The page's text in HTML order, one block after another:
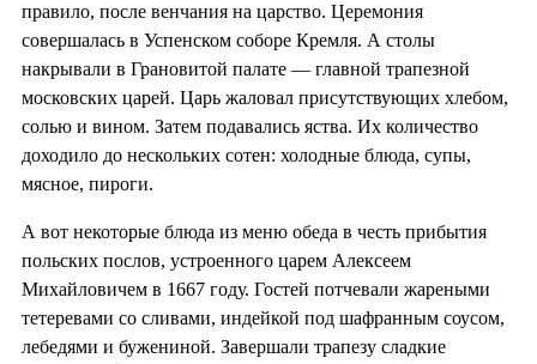
правило, после венчания на царство. Церемония
совершалась в Успенском соборе Кремля. А столы
накрывали в Грановитой палате — главной трапезной
московских царей. Царь жаловал присутствующих хлебом,
солью и вином. Затем подавались яства. Их количество
доходило до нескольких сотен: холодные блюда, супы,
мясное, пироги.
А вот некоторые блюда из меню обеда в честь прибытия
польских послов, устроенного царем Алексеем
Михайловичем в 1667 году. Гостей потчевали жареными
тетеревами со сливами, индейкой под шафранным соусом,
лебедями и бужениной. Завершали трапезу сладкие